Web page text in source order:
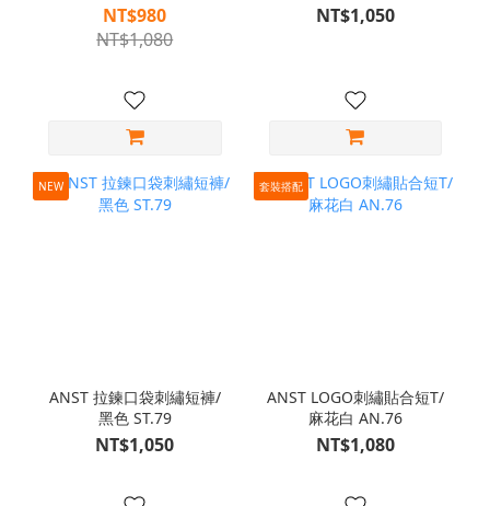
NT$980
NT$1,080
NT$1,050
NEW
ANST 拉鍊口袋刺繡短褲/
黑色 ST.79
NT$1,050
套裝搭配
ANST LOGO刺繡貼合短T/
麻花白 AN.76
NT$1,080